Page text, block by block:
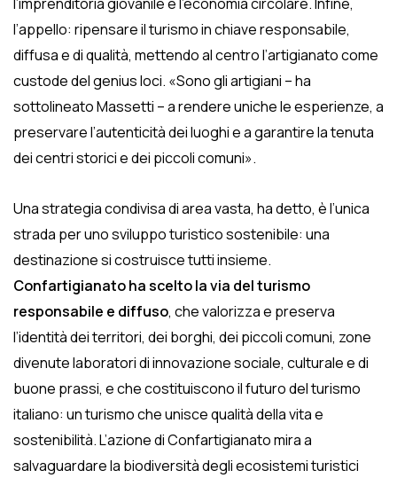
l’appello: ripensare il turismo in chiave responsabile,
diffusa e di qualità, mettendo al centro l’artigianato come
custode del genius loci. «Sono gli artigiani – ha
sottolineato Massetti – a rendere uniche le esperienze, a
preservare l’autenticità dei luoghi e a garantire la tenuta
dei centri storici e dei piccoli comuni».
Una strategia condivisa di area vasta, ha detto, è l’unica
strada per uno sviluppo turistico sostenibile: una
destinazione si costruisce tutti insieme.
Confartigianato ha scelto la via del turismo
responsabile e diffuso, che valorizza e preserva
l’identità dei territori, dei borghi, dei piccoli comuni, zone
divenute laboratori di innovazione sociale, culturale e di
buone prassi, e che costituiscono il futuro del turismo
italiano: un turismo che unisce qualità della vita e
sostenibilità. L’azione di Confartigianato mira a
salvaguardare la biodiversità degli ecosistemi turistici